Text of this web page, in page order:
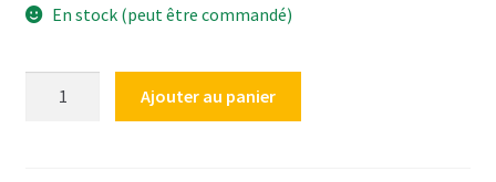
En stock (peut être commandé)
Ajouter au panier